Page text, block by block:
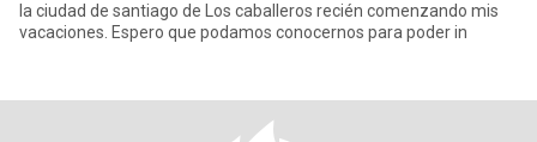
la ciudad de santiago de Los caballeros recién comenzando mis
vacaciones. Espero que podamos conocernos para poder in